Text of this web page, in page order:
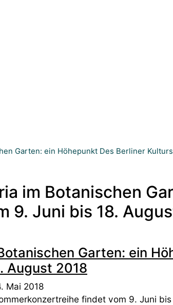
Garten: ein Höhepunkt Des Berliner
im Botanischen
9. Juni bis 18.
Garten: ein
August 2018
Mai 2018
findet vom 9. Juni